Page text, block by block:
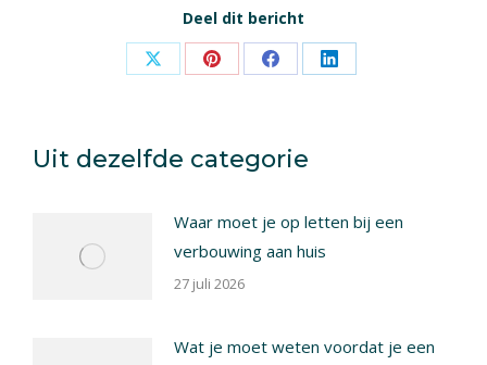
Deel dit bericht
Share Share Share Share
Uit dezelfde categorie
Waar moet je op letten bij een
verbouwing aan huis
27 juli 2026
Wat je moet weten voordat je een